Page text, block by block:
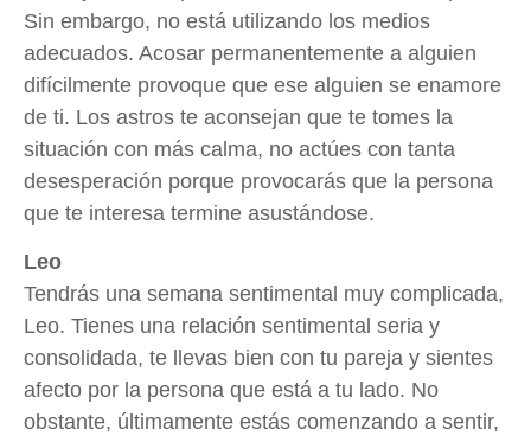
Sin embargo, no está utilizando los medios
adecuados. Acosar permanentemente a alguien
difícilmente provoque que ese alguien se enamore
de ti. Los astros te aconsejan que te tomes la
situación con más calma, no actúes con tanta
desesperación porque provocarás que la persona
que te interesa termine asustándose.
Leo
Tendrás una semana sentimental muy complicada,
Leo. Tienes una relación sentimental seria y
consolidada, te llevas bien con tu pareja y sientes
afecto por la persona que está a tu lado. No
obstante, últimamente estás comenzando a sentir,